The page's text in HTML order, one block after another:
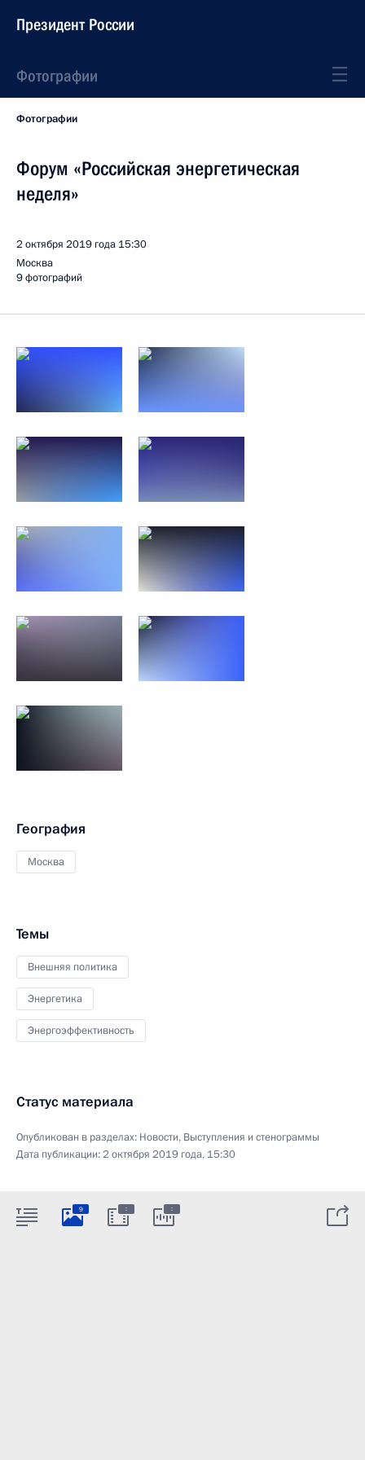
Президент России
Фотографии
Фотографии
Форум «Российская энергетическая
неделя»
2 октября 2019 года 15:30
Москва
9 фотографий
География
Москва
Темы
Внешняя политика
Энергетика
Энергоэффективность
Статус материала
Опубликован в разделах: Новости, Выступления и стенограммы
Дата публикации:2 октября 2019 года, 15:30
9 : :